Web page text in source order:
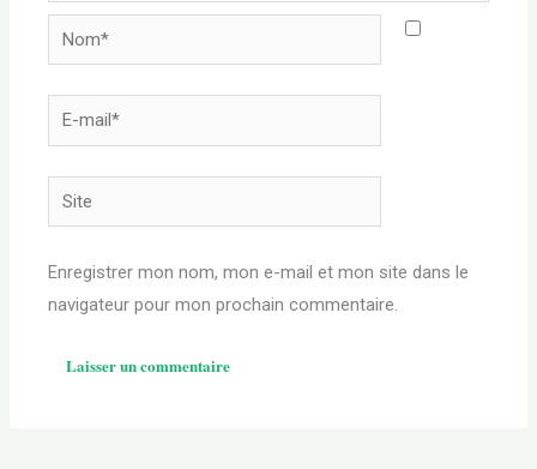
Nom*
E-
mail*
Site
Enregistrer mon nom, mon e-mail et mon site dans le
navigateur pour mon prochain commentaire.